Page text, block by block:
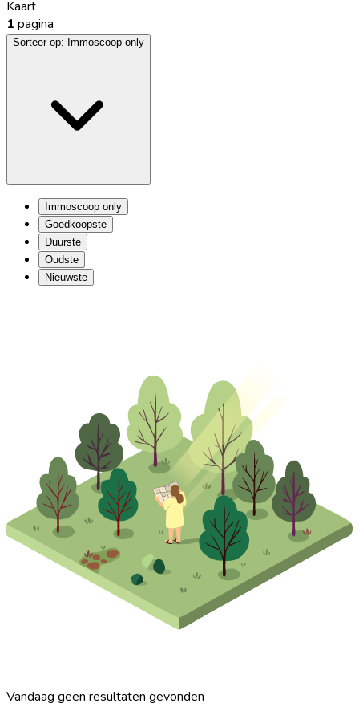
Kaart
1 pagina
Sorteer op: Immoscoop only
Immoscoop only
Goedkoopste
Duurste
Oudste
Nieuwste
Vandaag geen resultaten gevonden